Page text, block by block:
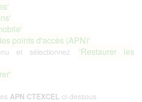
points d'accès (APN)'
et sélectionnez
'Restaurer les
APN CTEXCEL ci-dessous